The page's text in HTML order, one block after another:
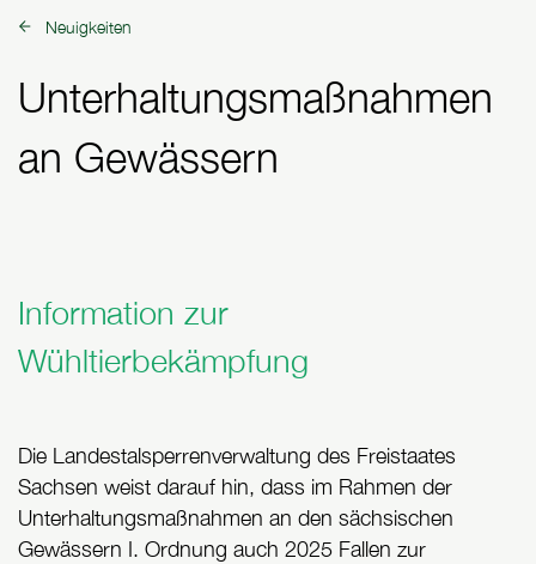
zurück zu:
Neuigkeiten
Unterhaltungsmaßnahmen
an Gewässern
Information zur
Wühltierbekämpfung
Die Landestalsperrenverwaltung des Freistaates
Sachsen weist darauf hin, dass im Rahmen der
Unterhaltungsmaßnahmen an den sächsischen
Gewässern I. Ordnung auch 2025 Fallen zur